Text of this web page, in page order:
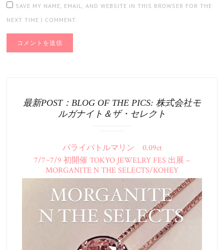
SAVE MY NAME, EMAIL, AND WEBSITE IN THIS BROWSER FOR THE
NEXT TIME I COMMENT.
最新POST：BLOG OF THE PICS: 株式会社モ
ルガナイト＆ザ・セレクト
パライバトルマリン 0.09ct
7/7~7/9 初開催 TOKYO JEWELRY FES 出展 –
MORGANITE N THE SELECTS/KOHEY